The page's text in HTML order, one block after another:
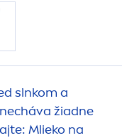
slnkom a
žiadne
Mlieko na